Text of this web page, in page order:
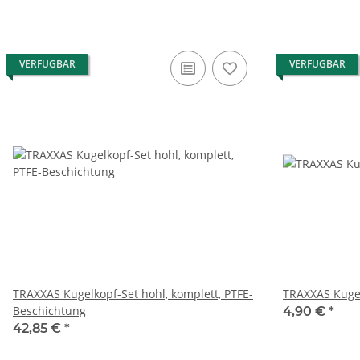
VERFÜGBAR
TRAXXAS Kugelkopf-Set hohl, komplett, PTFE-
Beschichtung
42,85 € *
VERFÜGBAR
TRAXXAS
4,90 € *